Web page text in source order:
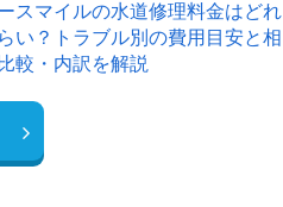
スマイルの水道修理料金はどれ
い？トラブル別の費用目安と相
較・内訳を解説